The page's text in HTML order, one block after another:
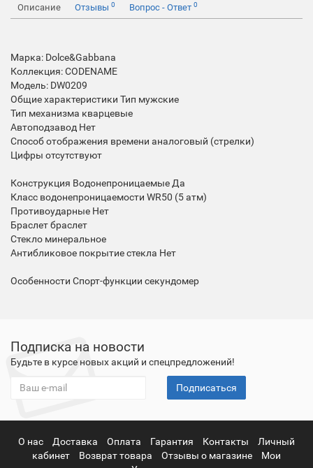
Описание Отзывы 0 Вопрос - Ответ 0
Марка: Dolce&Gabbana
Коллекция: CODENAME
Модель: DW0209
Общие характеристики Тип мужские
Тип механизма кварцевые
Автоподзавод Нет
Способ отображения времени аналоговый (стрелки)
Цифры отсутствуют
Конструкция Водонепроницаемые Да
Класс водонепроницаемости WR50 (5 атм)
Противоударные Нет
Браслет браслет
Стекло минеральное
Антибликовое покрытие стекла Нет
Особенности Спорт-функции секундомер
Подписка на новости
Будьте в курсе новых акций и спецпредложений!
Подписаться
О нас Доставка Оплата Гарантия Контакты
Личный
кабинет
Возврат товара Отзывы о магазине
Мои